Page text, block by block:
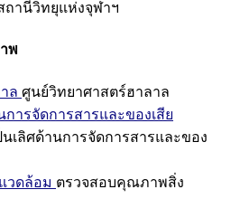
ถานีวิทยุแห่งจุฬาฯ
พ
ล ศูนย์วิทยาศาสตร์ฮาลาล
ารจัดการสารและของเสีย
เลิศด้านการจัดการสารและของ
วดล้อม ตรวจสอบคุณภาพสิ่ง